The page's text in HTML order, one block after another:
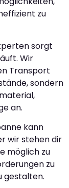
zu
sorgt
Wir
Transport
sondern
an.
kann
wir stehen dir
möglich zu
zu
gestalten.